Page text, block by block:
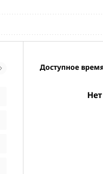
Доступное